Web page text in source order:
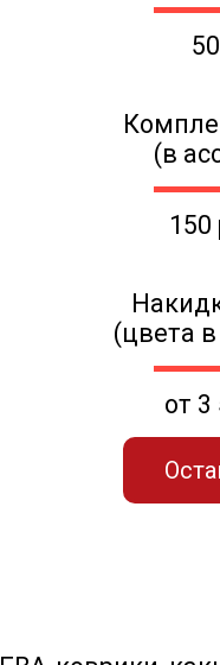
(в
(цвета
от 3